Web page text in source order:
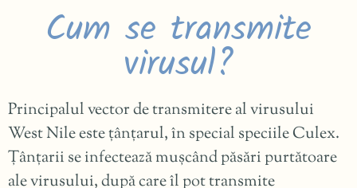
Cum se transmite
virusul?
Principalul vector de transmitere al virusului
West Nile este țânțarul, în special speciile Culex.
Țânțarii se infectează mușcând păsări purtătoare
ale virusului, după care îl pot transmite